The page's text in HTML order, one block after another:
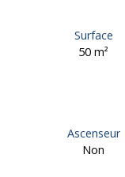
Surface
50m²
Ascenseur
Non